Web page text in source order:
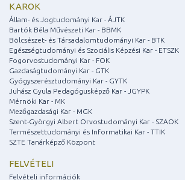
KAROK
Állam- és Jogtudományi Kar - ÁJTK
Bartók Béla Művészeti Kar - BBMK
Bölcsészet- és Társadalomtudományi Kar - BTK
Egészségtudományi és Szociális Képzési Kar - ETSZK
Fogorvostudományi Kar - FOK
Gazdaságtudományi Kar - GTK
Gyógyszerésztudományi Kar - GYTK
Juhász Gyula Pedagógusképző Kar - JGYPK
Mérnöki Kar - MK
Mezőgazdasági Kar - MGK
Szent-Györgyi Albert Orvostudományi Kar - SZAOK
Természettudományi és Informatikai Kar - TTIK
SZTE Tanárképző Központ
FELVÉTELI
Felvételi információk